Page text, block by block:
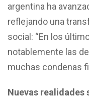
argentina ha
reflejando una
social: “En los
notablemente las
muchas condenas
Nuevas realidades